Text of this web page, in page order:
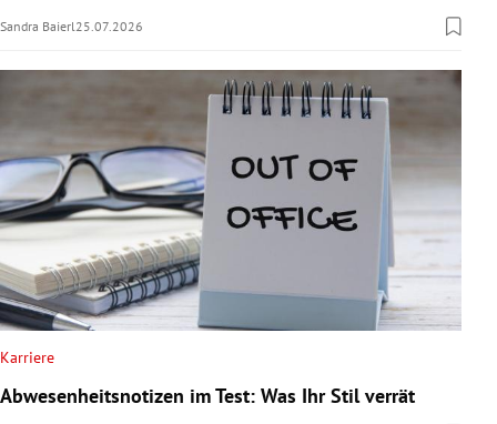
Sandra Baierl25.07.2026
Karriere
Abwesenheitsnotizen im Test: Was Ihr Stil verrät